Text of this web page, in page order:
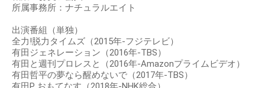
所属事務所：ナチュラルエイト
出演番組（単独）
全力!脱力タイムズ（2015年-フジテレビ）
有田ジェネレーション（2016年-TBS）
有田と週刊プロレスと（2016年-Amazonプライムビデオ）
有田哲平の夢なら醒めないで（2017年-TBS）